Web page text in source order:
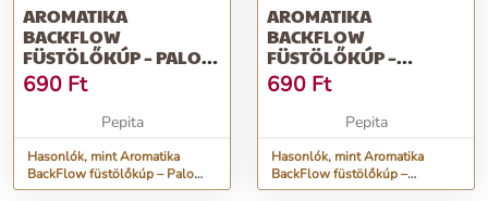
AROMATIKA
BACKFLOW
FÜSTÖLŐKÚP – PALO
SANTO (10 DB)
690 Ft
Pepita
Hasonlók, mint Aromatika
BackFlow füstölőkúp – Palo
Santo (10 db)
AROMATIKA
BACKFLOW
FÜSTÖLŐKÚP –
LEVENDULA (10 DB)
690 Ft
Pepita
Hasonlók, mint Aromatika
BackFlow füstölőkúp –
Levendula (10 db)